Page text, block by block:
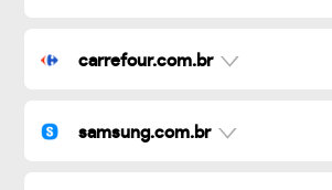
carrefour.com.br
samsung.com.br